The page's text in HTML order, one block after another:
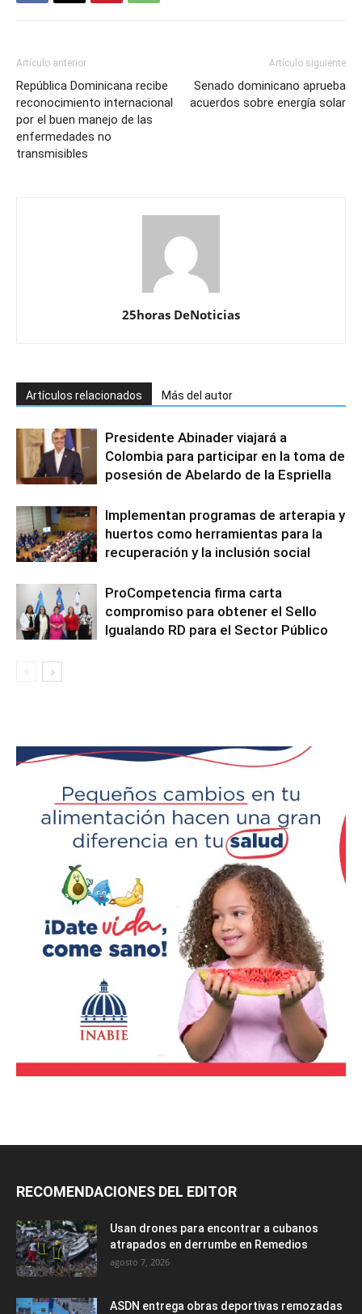
Artículo anterior
República Dominicana recibe
reconocimiento internacional
por el buen manejo de las
enfermedades no
transmisibles
Artículo siguiente
Senado dominicano aprueba
acuerdos sobre energía solar
25horas DeNoticias
Artículos relacionados Más del autor
Presidente Abinader viajará a
Colombia para participar en la toma de
posesión de Abelardo de la Espriella
Implementan programas de arterapia y
huertos como herramientas para la
recuperación y la inclusión social
ProCompetencia firma carta
compromiso para obtener el Sello
Igualando RD para el Sector Público
RECOMENDACIONES DEL EDITOR
Usan drones para encontrar a cubanos
atrapados en derrumbe en Remedios
agosto 7, 2026
ASDN entrega obras deportivas remozadas